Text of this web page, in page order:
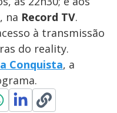
na Record TV.
à transmissão
do reality.
Conquista, a